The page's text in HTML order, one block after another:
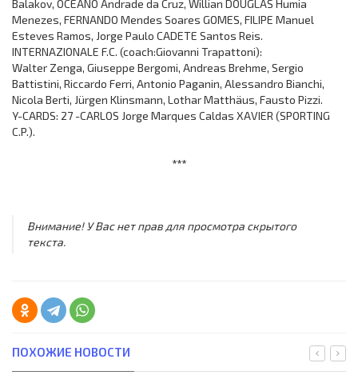
Balakov, OCEANO Andrade da Cruz, Willian DOUGLAS Humia
Menezes, FERNANDO Mendes Soares GOMES, FILIPE Manuel
Esteves Ramos, Jorge Paulo CADETE Santos Reis.
INTERNAZIONALE F.C. (coach:Giovanni Trapattoni):
Walter Zenga, Giuseppe Bergomi, Andreas Brehme, Sergio
Battistini, Riccardo Ferri, Antonio Paganin, Alessandro Bianchi,
Nicola Berti, Jürgen Klinsmann, Lothar Matthäus, Fausto Pizzi.
Y-CARDS: 27 -CARLOS Jorge Marques Caldas XAVIER (SPORTING
C.P.).
***
Внимание! У Вас нет прав для просмотра скрытого
текста.
ПОХОЖИЕ НОВОСТИ